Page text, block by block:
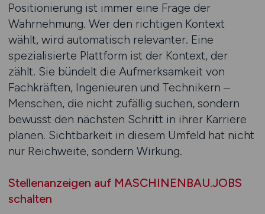
Positionierung ist immer eine Frage der
Wahrnehmung. Wer den richtigen Kontext
wählt, wird automatisch relevanter. Eine
spezialisierte Plattform ist der Kontext, der
zählt. Sie bündelt die Aufmerksamkeit von
Fachkräften, Ingenieuren und Technikern –
Menschen, die nicht zufällig suchen, sondern
bewusst den nächsten Schritt in ihrer Karriere
planen. Sichtbarkeit in diesem Umfeld hat nicht
nur Reichweite, sondern Wirkung.
Stellenanzeigen auf MASCHINENBAU.JOBS
schalten